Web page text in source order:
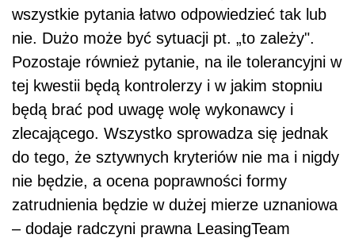
wszystkie pytania łatwo odpowiedzieć tak lub
nie. Dużo może być sytuacji pt. „to zależy".
Pozostaje również pytanie, na ile tolerancyjni w
tej kwestii będą kontrolerzy i w jakim stopniu
będą brać pod uwagę wolę wykonawcy i
zlecającego. Wszystko sprowadza się jednak
do tego, że sztywnych kryteriów nie ma i nigdy
nie będzie, a ocena poprawności formy
zatrudnienia będzie w dużej mierze uznaniowa
– dodaje radczyni prawna LeasingTeam